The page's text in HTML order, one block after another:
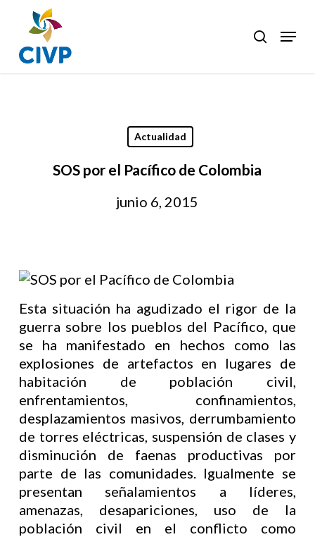
main
content
search
Menu
Actualidad
SOS por el Pacífico de Colombia
junio 6, 2015
Esta situación ha agudizado el rigor de la
guerra sobre los pueblos del Pacífico, que
se ha manifestado en hechos como las
explosiones de artefactos en lugares de
habitación de población civil,
enfrentamientos, confinamientos,
desplazamientos masivos, derrumbamiento
de torres eléctricas, suspensión de clases y
disminución de faenas productivas por
parte de las comunidades. Igualmente se
presentan señalamientos a líderes,
amenazas, desapariciones, uso de la
población civil en el conflicto como
Close